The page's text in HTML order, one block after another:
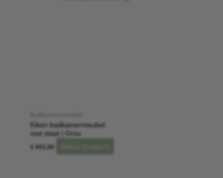
Eiken badkamermeubel
met staal | Grou
€ 895,00